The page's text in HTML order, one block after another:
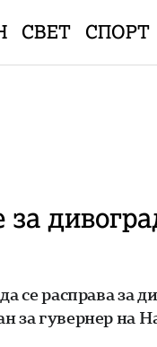
СВЕТ СПОРТ
се расправа за
за гувернер на